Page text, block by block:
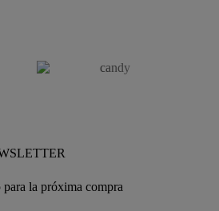
para la próxima compra